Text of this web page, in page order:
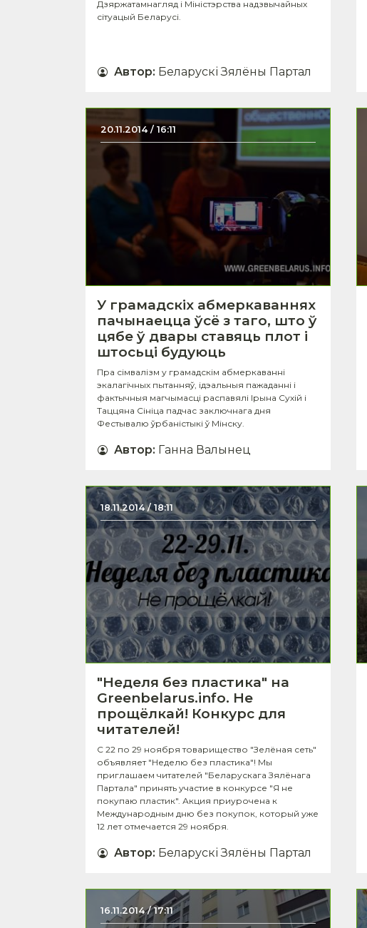
Дзяржатамнагляд і Міністэрства надзвычайных
сітуацый Беларусі.
Автор: Беларускі Зялёны Партал
20.11.2014 / 16:11
У грамадскіх абмеркаваннях
пачынаецца ўсё з таго, што ў
цябе ў двары ставяць плот і
штосьці будуюць
Пра сімвалізм у грамадскім абмеркаванні
экалагічных пытанняў, ідэальныя пажаданні і
фактычныя магчымасці распавялі Ірына Сухій і
Таццяна Сініца падчас заключнага дня
Фестывалю ўрбаністыкі ў Мінску.
Автор: Ганна Валынец
18.11.2014 / 18:11
"Неделя без пластика" на
Greenbelarus.info. Не
прощёлкай! Конкурс для
читателей!
С 22 по 29 ноября товарищество "Зелёная сеть"
объявляет "Неделю без пластика"! Мы
приглашаем читателей "Беларускага Зялёнага
Партала" принять участие в конкурсе "Я не
покупаю пластик". Акция приурочена к
Международным дню без покупок, который уже
12 лет отмечается 29 ноября.
Автор: Беларускі Зялёны Партал
16.11.2014 / 17:11